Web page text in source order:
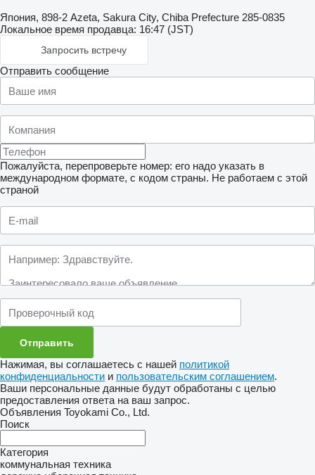
Япония, 898-2 Azeta, Sakura City, Chiba Prefecture 285-0835
Локальное время продавца: 16:47 (JST)
Запросить встречу
Отправить сообщение
Пожалуйста, перепроверьте номер: его надо указать в
международном формате, с кодом страны. Не работаем с этой
страной
Нажимая, вы соглашаетесь с нашей политикой
конфиденциальности и пользовательским соглашением.
Ваши персональные данные будут обработаны с целью
предоставления ответа на ваш запрос.
Объявления Toyokami Co., Ltd.
Поиск
Категория
коммунальная техника